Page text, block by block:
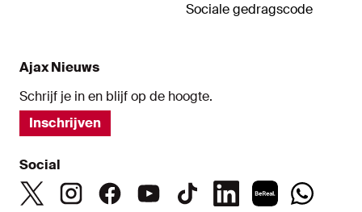
Sociale gedragscode
Ajax Nieuws
Schrijf je in en blijf op de hoogte.
Inschrijven
Social